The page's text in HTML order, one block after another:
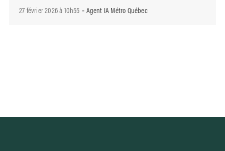
27 février 2026 à 10h55 - Agent IA Métro Québec